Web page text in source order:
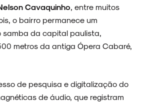
Cavaquinho, entre muitos
o bairro permanece um
samba da capital paulista,
metros da antiga Ópera Cabaré,
de pesquisa e digitalização do
de áudio, que registram